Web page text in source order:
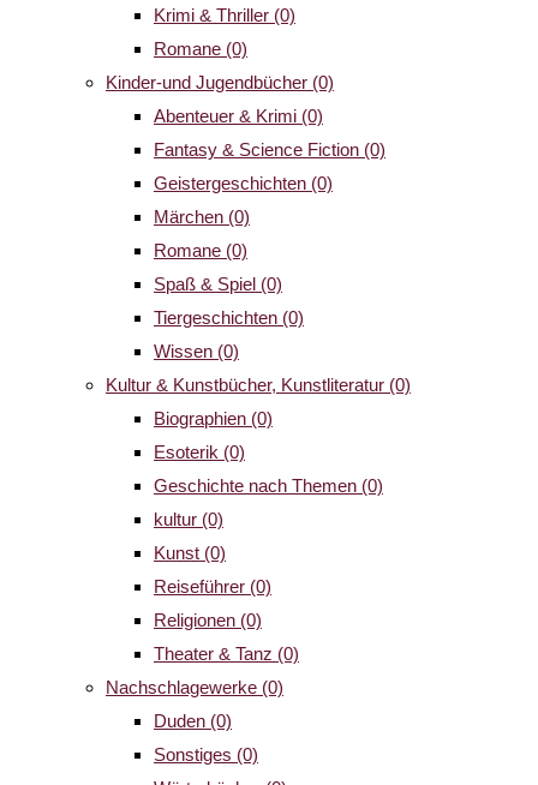
Krimi & Thriller (0)
Romane (0)
Kinder-und Jugendbücher (0)
Abenteuer & Krimi (0)
Fantasy & Science Fiction (0)
Geistergeschichten (0)
Märchen (0)
Romane (0)
Spaß & Spiel (0)
Tiergeschichten (0)
Wissen (0)
Kultur & Kunstbücher, Kunstliteratur (0)
Biographien (0)
Esoterik (0)
Geschichte nach Themen (0)
kultur (0)
Kunst (0)
Reiseführer (0)
Religionen (0)
Theater & Tanz (0)
Nachschlagewerke (0)
Duden (0)
Sonstiges (0)